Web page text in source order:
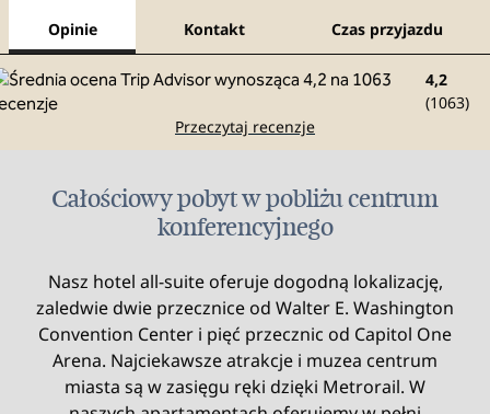
Opinie Kontakt Czas przyjazdu
4,2
(1063)
Przeczytaj recenzje
Całościowy pobyt w pobliżu centrum
konferencyjnego
Nasz hotel all-suite oferuje dogodną lokalizację,
zaledwie dwie przecznice od Walter E. Washington
Convention Center i pięć przecznic od Capitol One
Arena. Najciekawsze atrakcje i muzea centrum
miasta są w zasięgu ręki dzięki Metrorail. W